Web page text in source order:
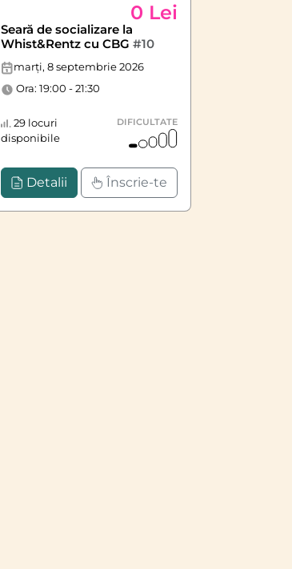
0 Lei
Seară de socializare la
Whist&Rentz cu CBG #10
marți, 8 septembrie 2026
Ora: 19:00 - 21:30
29 locuri
disponibile
DIFICULTATE
Detalii Înscrie-te